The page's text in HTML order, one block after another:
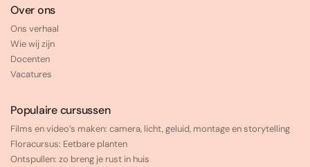
Over ons
Ons verhaal
Wie wij zijn
Docenten
Vacatures
Populaire cursussen
Films en video’s maken: camera, licht, geluid, montage en storytelling
Floracursus: Eetbare planten
Ontspullen: zo breng je rust in huis